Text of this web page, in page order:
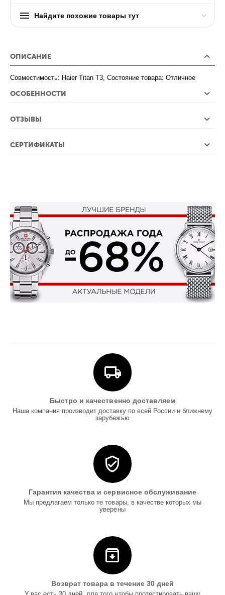
Найдите похожие товары тут
ОПИСАНИЕ
Совместимость: Haier Titan T3, Состояние товара: Отличное
ОСОБЕННОСТИ
ОТЗЫВЫ
СЕРТИФИКАТЫ
Быстро и качественно доставляем
Наша компания производит доставку по всей России и ближнему
зарубежью
Гарантия качества и сервисное обслуживание
Мы предлагаем только те товары, в качестве которых мы
уверены
Возврат товара в течение 30 дней